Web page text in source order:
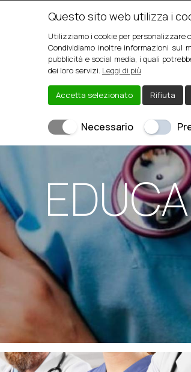
Questo sito web utilizza i
Utilizziamo i cookie per
Condividiamo inoltre informazioni sul
pubblicità e social media, i quali
dei loro servizi. Leggi di più
Accetta selezionato Rifiuta
Necessario